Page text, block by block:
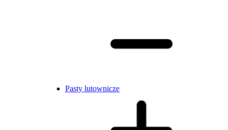
Pasty lutownicze